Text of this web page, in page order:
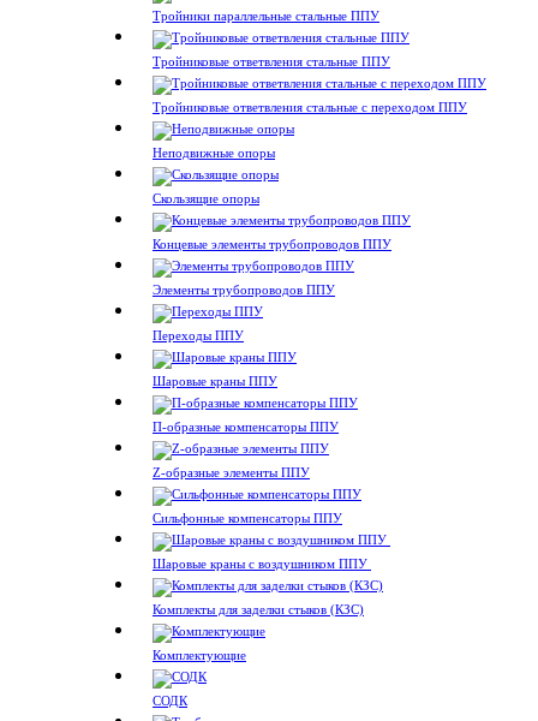
Тройники параллельные стальные ППУ
Тройниковые ответвления стальные ППУ
Тройниковые ответвления стальные с переходом ППУ
Неподвижные опоры
Скользящие опоры
Концевые элементы трубопроводов ППУ
Элементы трубопроводов ППУ
Переходы ППУ
Шаровые краны ППУ
П-образные компенсаторы ППУ
Z-образные элементы ППУ
Сильфонные компенсаторы ППУ
Шаровые краны с воздушником ППУ
Комплекты для заделки стыков (КЗС)
Комплектующие
СОДК